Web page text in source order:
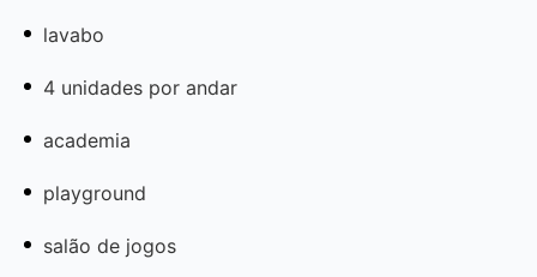
lavabo
4 unidades por andar
academia
playground
salão de jogos